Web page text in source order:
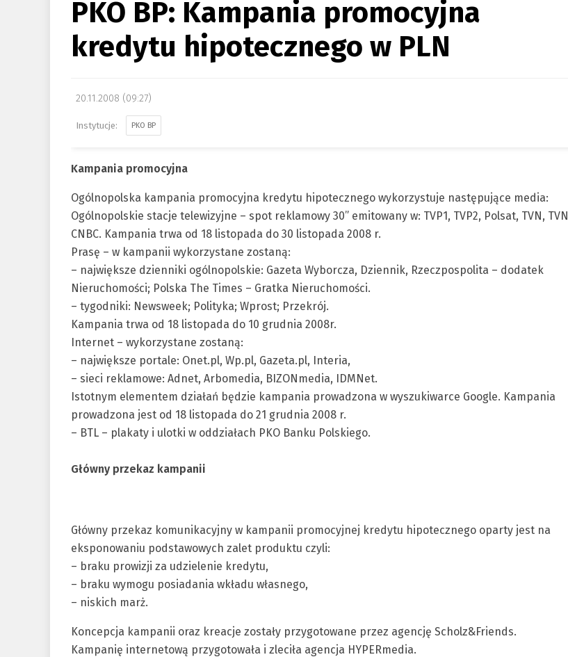
PKO BP: Kampania promocyjna
kredytu hipotecznego w PLN
20.11.2008 (09:27)
PKO BP
Kampania promocyjna
Ogólnopolska kampania promocyjna kredytu hipotecznego wykorzystuje następujące media:
Ogólnopolskie stacje telewizyjne – spot reklamowy 30” emitowany w: TVP1, TVP2, Polsat, TVN, TVN
CNBC. Kampania trwa od 18 listopada do 30 listopada 2008 r.
Prasę – w kampanii wykorzystane zostaną:
– największe dzienniki ogólnopolskie: Gazeta Wyborcza, Dziennik, Rzeczpospolita – dodatek
Nieruchomości; Polska The Times – Gratka Nieruchomości.
– tygodniki: Newsweek; Polityka; Wprost; Przekrój.
Kampania trwa od 18 listopada do 10 grudnia 2008r.
Internet – wykorzystane zostaną:
– największe portale: Onet.pl, Wp.pl, Gazeta.pl, Interia,
– sieci reklamowe: Adnet, Arbomedia, BIZONmedia, IDMNet.
Istotnym elementem działań będzie kampania prowadzona w wyszukiwarce Google. Kampania
prowadzona jest od 18 listopada do 21 grudnia 2008 r.
– BTL – plakaty i ulotki w oddziałach PKO Banku Polskiego.
Główny przekaz kampanii
Główny przekaz komunikacyjny w kampanii promocyjnej kredytu hipotecznego oparty jest na
eksponowaniu podstawowych zalet produktu czyli:
– braku prowizji za udzielenie kredytu,
– braku wymogu posiadania wkładu własnego,
– niskich marż.
Koncepcja kampanii oraz kreacje zostały przygotowane przez agencję Scholz&Friends.
Kampanię internetową przygotowała i zleciła agencja HYPERmedia.